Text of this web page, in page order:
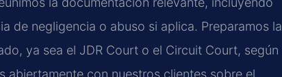
de negligencia o abuso si aplica. Preparamos la
ya sea el JDR Court o el Circuit Court, según
abiertamente con nuestros clientes sobre el